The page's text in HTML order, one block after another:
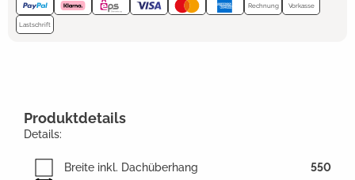
Rechnung Vorkasse
Lastschrift
Produktdetails
Details:
Breite inkl. Dachüberhang 550